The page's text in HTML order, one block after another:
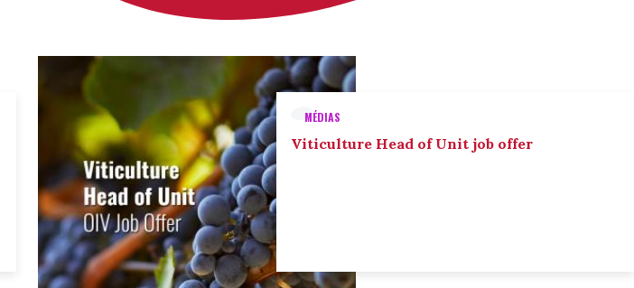
MÉDIAS
Viticulture Head of Unit job offer